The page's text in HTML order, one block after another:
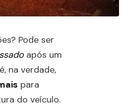
Pode ser
após um
na verdade,
para
do veículo.